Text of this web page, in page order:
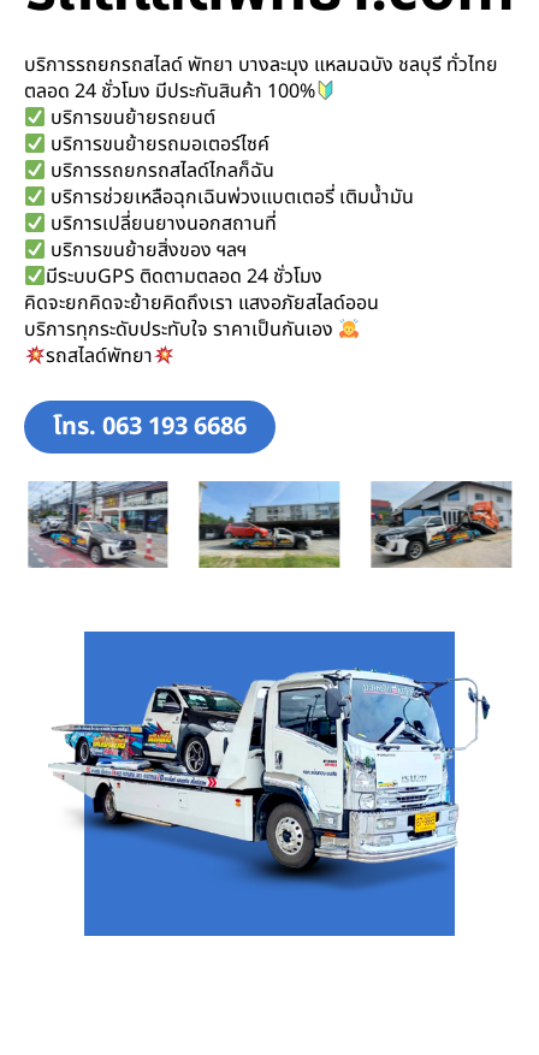
บริการรถยกรถสไลด์ พัทยา บางละมุง แหลมฉบัง ชลบุรี ทั่วไทย
ตลอด 24 ชั่วโมง มีประกันสินค้า 100%
บริการขนย้ายรถยนต์
บริการขนย้ายรถมอเตอร์ไซค์
บริการรถยกรถสไลด์ไกลก็ฉัน
บริการช่วยเหลือฉุกเฉินพ่วงแบตเตอรี่ เติมน้ำมัน
บริการเปลี่ยนยางนอกสถานที่
บริการขนย้ายสิ่งของ ฯลฯ
มีระบบGPS ติดตามตลอด 24 ชั่วโมง
คิดจะยกคิดจะย้ายคิดถึงเรา แสงอภัยสไลด์ออน
บริการทุกระดับประทับใจ ราคาเป็นกันเอง
รถสไลด์พัทยา
โทร. 063 193 6686